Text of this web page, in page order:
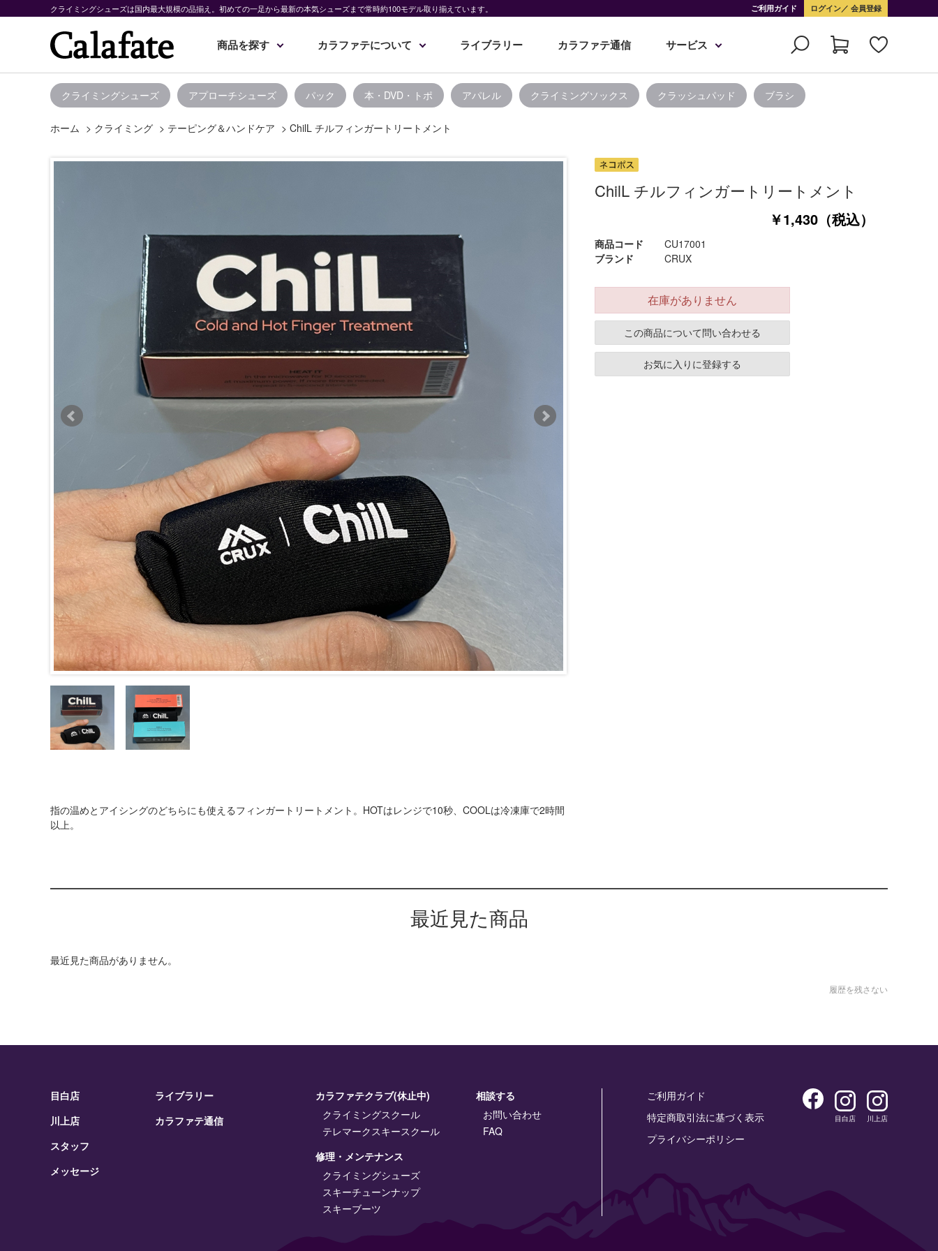
クライミングシューズは国内最大規模の品揃え。初めての一足から最新の本気シューズまで常時約100モデル取り揃えています。 ご利用ガイド ログイン 会員登録
商品を探す カラファテについて ライブラリー カラファテ通信 サービス
クライミングシューズ アプローチシューズ パック 本・DVD・トポ アパレル クライミングソックス クラッシュパッド ブラシ
ホーム > クライミング > テーピング＆ハンドケア > ChilL チルフィンガートリートメント
指の温めとアイシングのどちらにも使えるフィンガートリートメント。HOTはレンジで10秒、COOLは冷凍庫で2時間
以上。
ChilL チルフィンガートリートメント
￥1,430（税込）
商品コード
CU17001
ブランド
CRUX
在庫がありません
この商品について問い合わせる
お気に入りに登録する
最近見た商品
最近見た商品がありません。
履歴を残さない
目白店
川上店
スタッフ
メッセージ
ライブラリー
カラファテ通信
カラファテクラブ(休止中)
クライミングスクール
テレマークスキースクール
修理・メンテナンス
クライミングシューズ
スキーチューンナップ
スキーブーツ
相談する
お問い合わせ
FAQ
ご利用ガイド
特定商取引法に基づく表示
プライバシーポリシー
目白店 川上店